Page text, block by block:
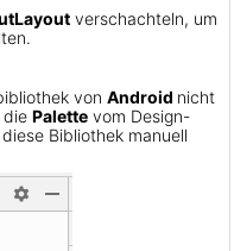
verschachteln, um
von Android nicht
die Palette vom Design-
Bibliothek manuell